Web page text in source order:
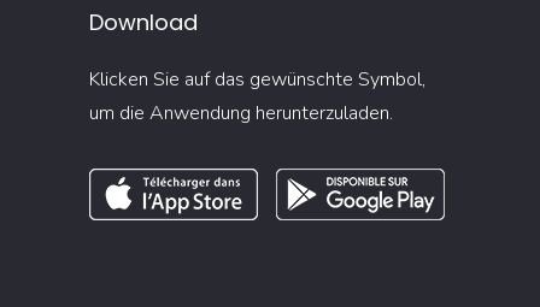
Download
Klicken Sie auf das gewünschte Symbol,
um die Anwendung herunterzuladen.